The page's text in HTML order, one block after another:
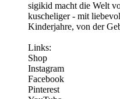
sigikid macht die Welt
kuscheliger - mit
Kinderjahre, von der
Links:
⁠Shop⁠ ⁠
Instagram⁠
⁠Facebook⁠ ⁠
Pinterest⁠